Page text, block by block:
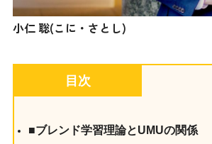
小仁 聡(こに・さとし)
目次
■ブレンド学習理論とUMUの関係